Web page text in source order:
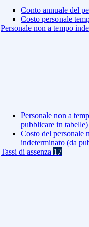
Conto annuale del
Costo personale
Personale non a tempo
Personale non a
pubblicare in tabelle)
Costo del personale
indeterminato (da
Tassi di assenza 17